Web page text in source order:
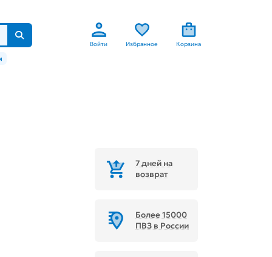
Войти Избранное Корзина
7 дней на
возврат
Более 15000
ПВЗ в России